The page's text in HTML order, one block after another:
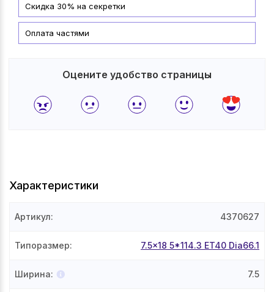
Скидка 30% на секретки
Оплата частями
Оцените удобство страницы
Характеристики
Артикул: 4370627
Типоразмер: 7.5x18 5*114.3 ET40 Dia66.1
Ширина: 7.5